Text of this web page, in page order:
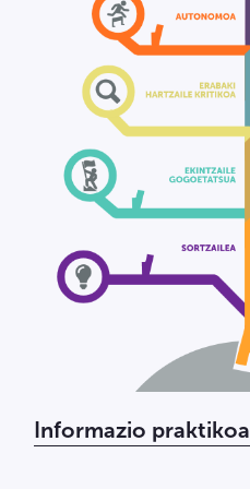
Informazio praktikoa